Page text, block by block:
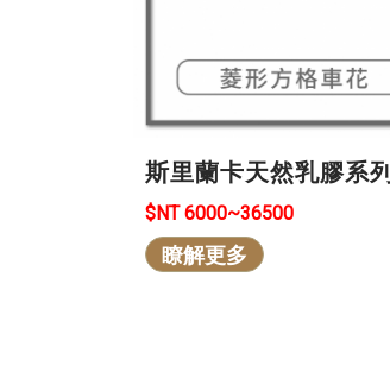
斯里蘭卡天然乳膠系列
$NT 6000~36500
瞭解更多